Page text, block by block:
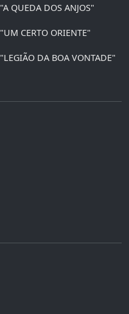
"A QUEDA DOS ANJOS"
"UM CERTO ORIENTE"
"LEGIÃO DA BOA VONTADE"